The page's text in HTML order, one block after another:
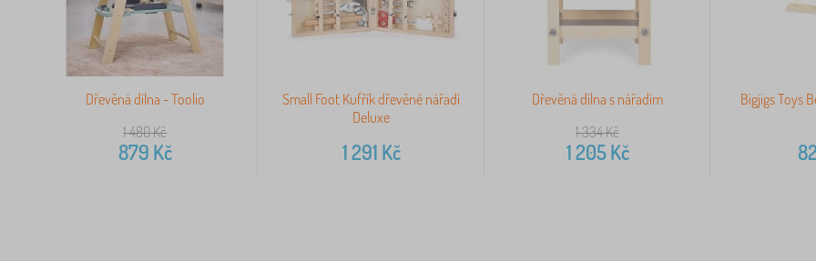
Dřevěná dílna - Toolio
1 480Kč
879 Kč
Small Foot Kufřík dřevěné nářadí
Deluxe
1 291 Kč
Dřevěná dílna s nářadím
1 334Kč
1 205Kč
Bigjigs Toys